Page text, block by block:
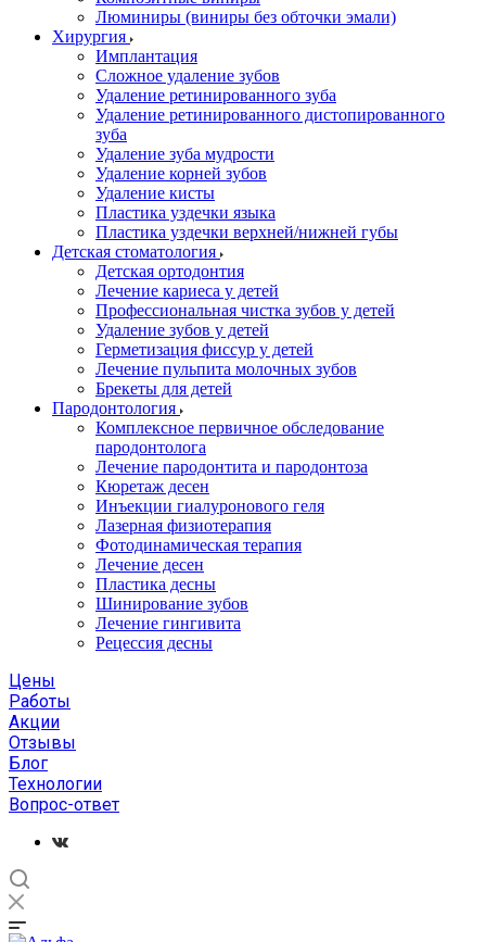
Люминиры (виниры без обточки эмали)
Хирургия
Имплантация
Сложное удаление зубов
Удаление ретинированного зуба
Удаление ретинированного дистопированного
зуба
Удаление зуба мудрости
Удаление корней зубов
Удаление кисты
Пластика уздечки языка
Пластика уздечки верхней/нижней губы
Детская стоматология
Детская ортодонтия
Лечение кариеса у детей
Профессиональная чистка зубов у детей
Удаление зубов у детей
Герметизация фиссур у детей
Лечение пульпита молочных зубов
Брекеты для детей
Пародонтология
Комплексное первичное обследование
пародонтолога
Лечение пародонтита и пародонтоза
Кюретаж десен
Инъекции гиалуронового геля
Лазерная физиотерапия
Фотодинамическая терапия
Лечение десен
Пластика десны
Шинирование зубов
Лечение гингивита
Рецессия десны
Цены
Работы
Акции
Отзывы
Блог
Технологии
Вопрос-ответ